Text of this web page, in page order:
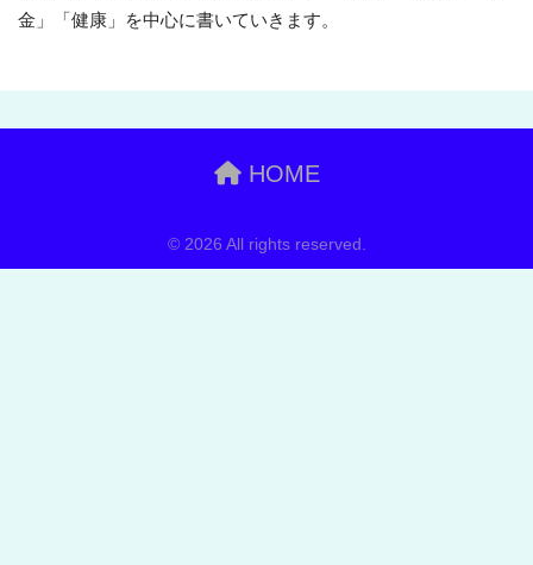
金」「健康」を中心に書いていきます。
HOME
© 2026 All rights reserved.